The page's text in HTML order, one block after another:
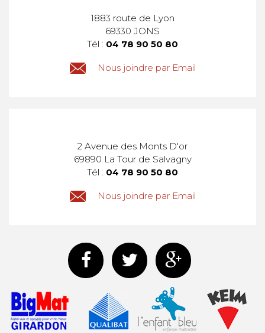
1883 route de Lyon
69330 JONS
Tél : 04 78 90 50 80
Nous joindre par Email
2 Avenue des Monts D'or
69890 La Tour de Salvagny
Tél : 04 78 90 50 80
Nous joindre par Email